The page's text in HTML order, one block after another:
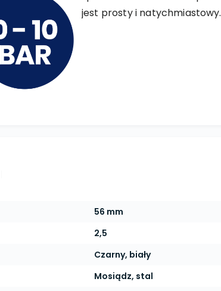
jest prosty i natychmiastowy.
56 mm
2,5
Czarny, biały
Mosiądz, stal